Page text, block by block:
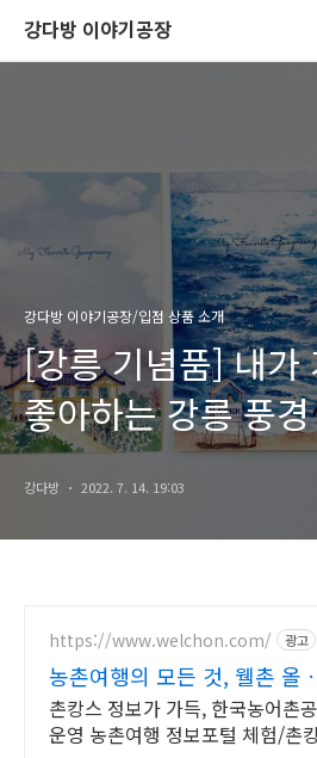
강다방 이야기공장
강다방 이야기공장/입점 상품 소개
[강릉 기념품] 내가
좋아하는 강릉 풍
강다방 2022. 7. 14. 19:03
https://www.welchon.com/ 광고
농촌여행의 모든 것, 웰촌 올
름 여행은 농촌으로!
촌캉스 정보가 가득, 한국농어촌
운영 농촌여행 정보포털 체험/촌